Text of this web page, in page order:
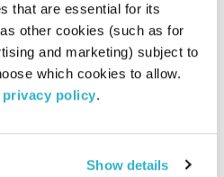
that are essential for its
other cookies (such as for
and marketing) subject to
which cookies to allow.
policy.
Show details
התבוננות שבועית
דליק ווליניץושמואל
16.01.19
00:57:20
דליק ווליניץ ושמואל שאול